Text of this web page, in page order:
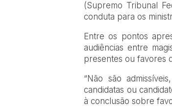
(Supremo Tribunal
conduta para os
Entre os pontos
audiências entre
presentes ou favores
“Não são
candidatas ou
à conclusão sobre